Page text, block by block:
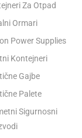
Za Otpad
Ormari
Power Supplies
Kontejneri
Gajbe
Palete
Sigurnosni